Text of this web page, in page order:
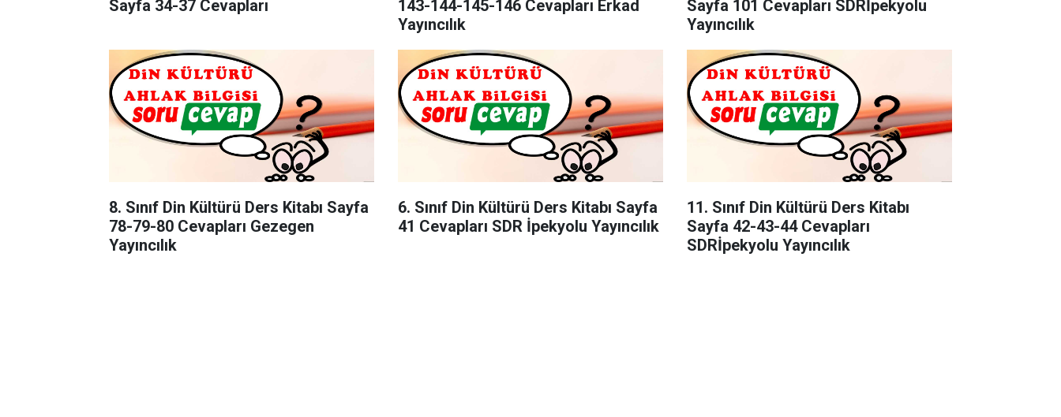
Sayfa 34-37 Cevapları
143-144-145-146 Cevapları Erkad
Yayıncılık
Sayfa 101 Cevapları SDRİpekyolu
Yayıncılık
8. Sınıf Din Kültürü Ders Kitabı Sayfa
78-79-80 Cevapları Gezegen
Yayıncılık
6. Sınıf Din Kültürü Ders Kitabı Sayfa
41 Cevapları SDR İpekyolu Yayıncılık
11. Sınıf Din Kültürü Ders Kitabı
Sayfa 42-43-44 Cevapları
SDRİpekyolu Yayıncılık